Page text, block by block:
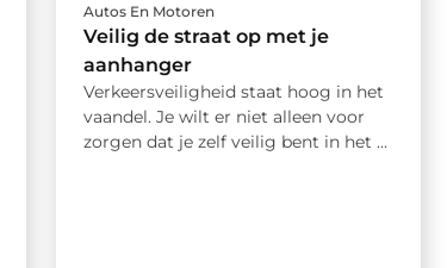
Autos En Motoren
Veilig de straat op met je
aanhanger
Verkeersveiligheid staat hoog in het
vaandel. Je wilt er niet alleen voor
zorgen dat je zelf veilig bent in het ...